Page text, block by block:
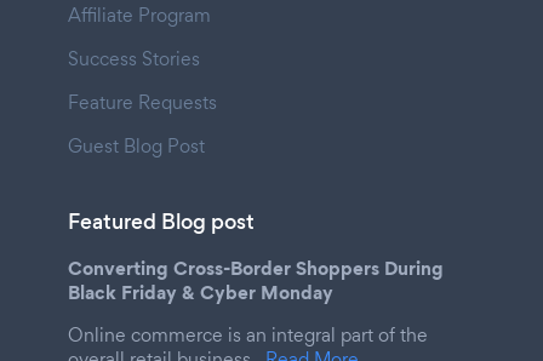
Affiliate Program
Success Stories
Feature Requests
Guest Blog Post
Featured Blog post
Converting Cross-Border Shoppers During
Black Friday & Cyber Monday
Online commerce is an integral part of the